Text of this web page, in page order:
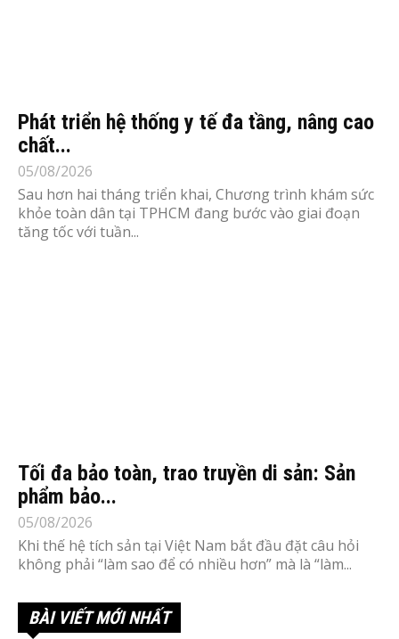
Phát triển hệ thống y tế đa tầng, nâng cao
chất...
05/08/2026
Sau hơn hai tháng triển khai, Chương trình khám sức
khỏe toàn dân tại TPHCM đang bước vào giai đoạn
tăng tốc với tuần...
Tối đa bảo toàn, trao truyền di sản: Sản
phẩm bảo...
05/08/2026
Khi thế hệ tích sản tại Việt Nam bắt đầu đặt câu hỏi
không phải “làm sao để có nhiều hơn” mà là “làm...
BÀI VIẾT MỚI NHẤT